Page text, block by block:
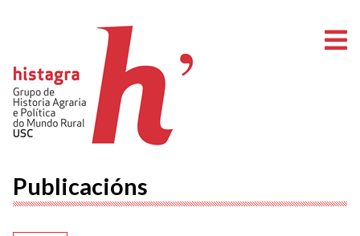
Publicacións